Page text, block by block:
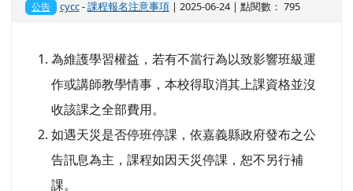
公告 cycc-課程報名注意事項| 2025-06-24 | 點閱數： 795
為維護學習權益，若有不當行為以致影響班級運
作或講師教學情事，本校得取消其上課資格並沒
收該課之全部費用。
如遇天災是否停班停課，依嘉義縣政府發布之公
告訊息為主，課程如因天災停課，恕不另行補
課。